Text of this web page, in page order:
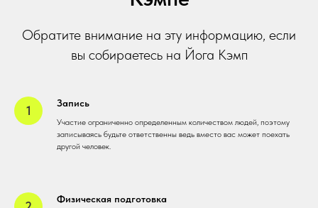
Обратите внимание на эту информацию, если
вы собираетесь на Йога Кэмп
Запись
Участие ограниченно определенным количеством людей, поэтому
записываясь будьте ответственны ведь вместо вас может поехать
другой человек.
Физическая подготовка